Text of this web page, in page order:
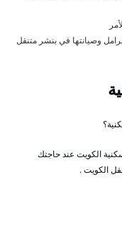
وصيانتها في بنشر متنقل
الكويت عند حاجتك
الكويت .